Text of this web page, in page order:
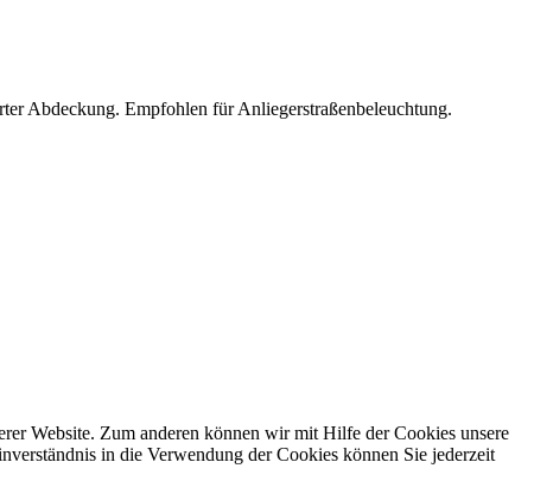
Abdeckung. Empfohlen für Anliegerstraßenbeleuchtung.
Website. Zum anderen können wir mit Hilfe der Cookies unsere
in die Verwendung der Cookies können Sie jederzeit